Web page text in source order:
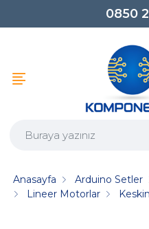
0850
Anasayfa Arduino Setler
Lineer Motorlar